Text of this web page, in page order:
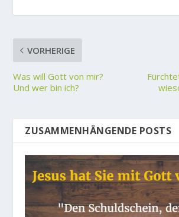
VORHERIGE
Was will Gott von mir?
Und wer bin ich?
ZUSAMMENHÄNGENDE POSTS